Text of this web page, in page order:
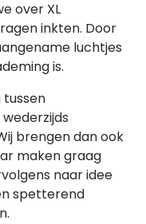
over XL
inkten. Door
luchtjes
is.
brengen dan ook
maken graag
naar idee
spetterend